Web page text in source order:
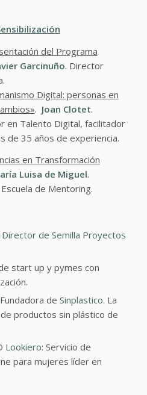
del Programa
Garcinuño. Director
Digital: personas en
. Joan Clotet.
en Talento Digital, facilitador
de 35 años de experiencia.
en Transformación
Luisa de Miguel.
de Mentoring.
Director de Semilla Proyectos
start up y pymes con
de Sinplastico. La
productos sin plástico de
Lookiero: Servicio de
para mujeres líder en